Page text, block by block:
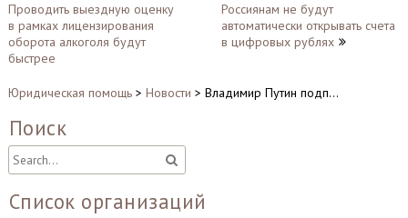
по
записям
Проводить выездную оценку
в рамках лицензирования
оборота алкоголя будут
быстрее
Россиянам не будут
автоматически открывать счета
в цифровых рублях
Юридическая помощь> Новости > Владимир Путин подп…
Поиск
Список организаций